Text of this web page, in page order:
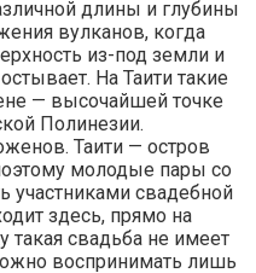
длины и глубины
вулканов, когда
из-под земли и
На Таити такие
— высочайшей точке
Полинезии.
Таити — остров
молодые пары со
участниками свадебной
здесь, прямо на
такая свадьба не имеет
воспринимать лишь